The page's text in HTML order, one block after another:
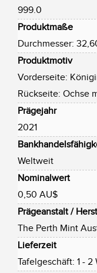
999.0
Produktmaße
Durchmesser:
Produktmotiv
Vorderseite:
Rückseite: Ochse
Prägejahr
2021
Weltweit
Nominalwert
0,50 AU$
Prägeanstalt /
The Perth Mint
Lieferzeit
Tafelgeschäft: 1 -